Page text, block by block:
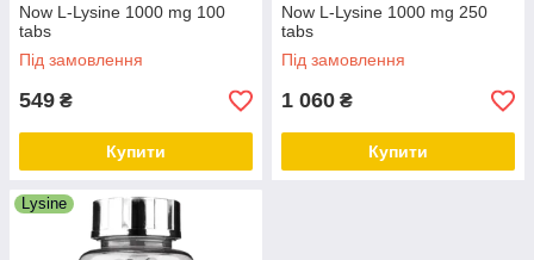
Now L-Lysine 1000 mg 100
tabs
Під замовлення
549 ₴
Купити
Now L-Lysine 1000 mg 250
tabs
Під замовлення
1 060 ₴
Купити
Lysine